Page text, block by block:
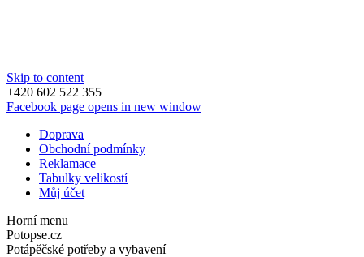
Skip to content
+420 602 522 355
Facebook page opens in new window
Doprava
Obchodní podmínky
Reklamace
Tabulky velikostí
Můj účet
Horní menu
Potopse.cz
Potápěčské potřeby a vybavení